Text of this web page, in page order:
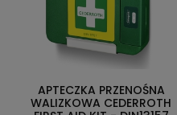
APTECZKA PRZENOŚNA
WALIZKOWA CEDERROTH